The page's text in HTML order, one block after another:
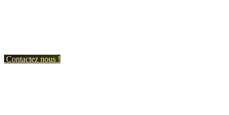
Contactez nous !